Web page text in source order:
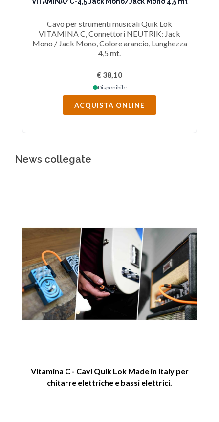
VITAMINA/C-4,5 Jack Mono/Jack Mono 4,5 mt
Cavo per strumenti musicali Quik Lok
VITAMINA C, Connettori NEUTRIK: Jack
Mono / Jack Mono, Colore arancio, Lunghezza
4,5 mt.
€ 38,10
Disponibile
ACQUISTA ONLINE
News collegate
Vitamina C - Cavi Quik Lok Made in Italy per
chitarre elettriche e bassi elettrici.